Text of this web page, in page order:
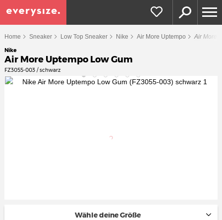
Home Sneaker Low Top Sneaker Nike Air More Uptempo Air More
Nike
Air More Uptempo Low Gum
FZ3055-003 / schwarz
Wähle deine Größe